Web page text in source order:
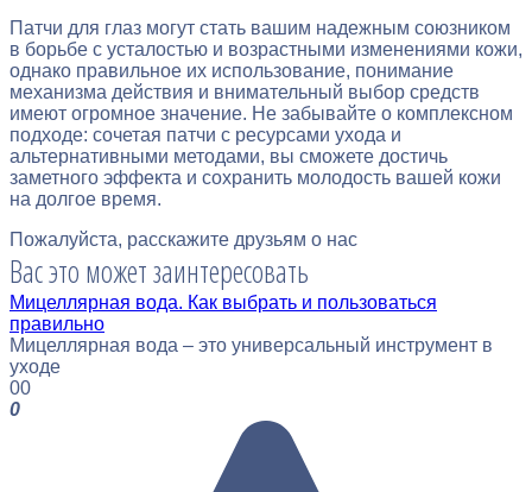
Патчи для глаз могут стать вашим надежным союзником
в борьбе с усталостью и возрастными изменениями кожи,
однако правильное их использование, понимание
механизма действия и внимательный выбор средств
имеют огромное значение. Не забывайте о комплексном
подходе: сочетая патчи с ресурсами ухода и
альтернативными методами, вы сможете достичь
заметного эффекта и сохранить молодость вашей кожи
на долгое время.
Пожалуйста, расскажите друзьям о нас
Вас это может заинтересовать
Мицеллярная вода. Как выбрать и пользоваться
правильно
Мицеллярная вода – это универсальный инструмент в
уходе
00
0